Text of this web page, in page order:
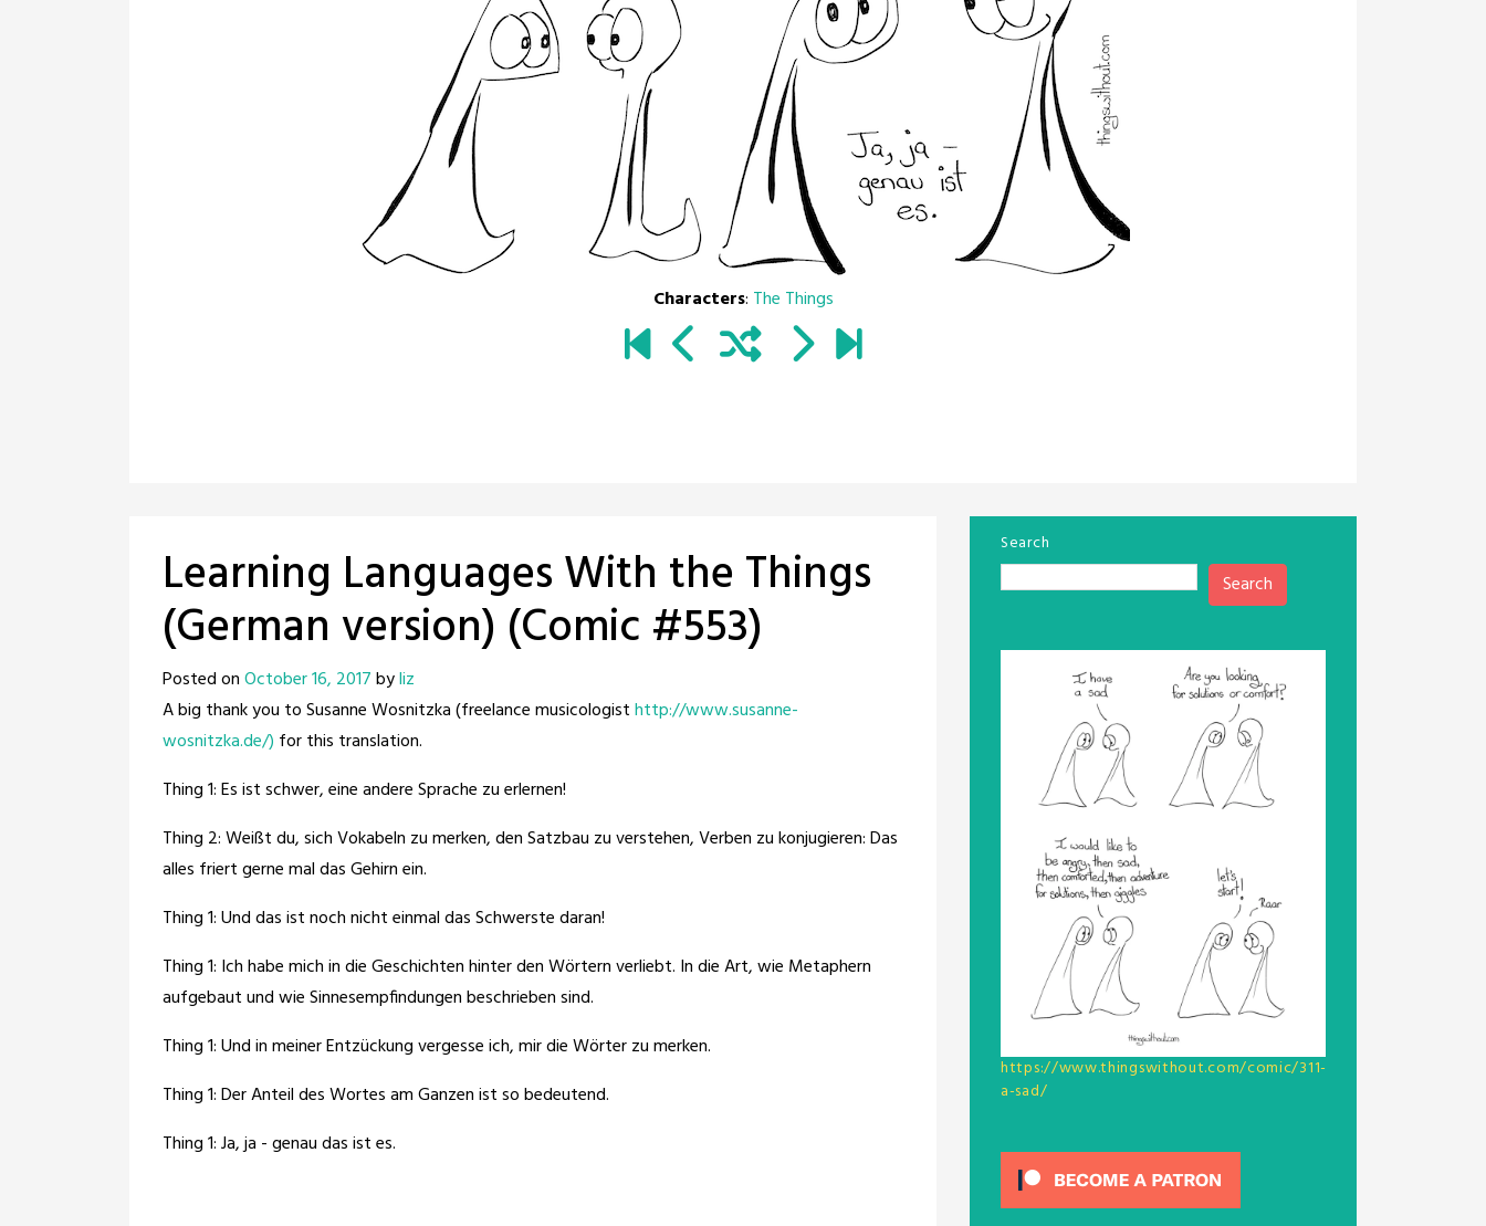
Characters: The Things
Learning Languages With the Things
(German version) (Comic #553)
Posted onOctober 16, 2017byliz
A big thank you to Susanne Wosnitzka (freelance musicologisthttp://www.susanne-
wosnitzka.de/) for this translation.
Thing 1: Es ist schwer, eine andere Sprache zu erlernen!
Thing 2: Weißt du, sich Vokabeln zu merken, den Satzbau zu verstehen, Verben zu konjugieren: Das
alles friert gerne mal das Gehirn ein.
Thing 1: Und das ist noch nicht einmal das Schwerste daran!
Thing 1: Ich habe mich in die Geschichten hinter den Wörtern verliebt. In die Art, wie Metaphern
aufgebaut und wie Sinnesempfindungen beschrieben sind.
Thing 1: Und in meiner Entzückung vergesse ich, mir die Wörter zu merken.
Thing 1: Der Anteil des Wortes am Ganzen ist so bedeutend.
Thing 1: Ja, ja - genau das ist es.
Search
Search
https://www.thingswithout.com/comic/311-
a-sad/